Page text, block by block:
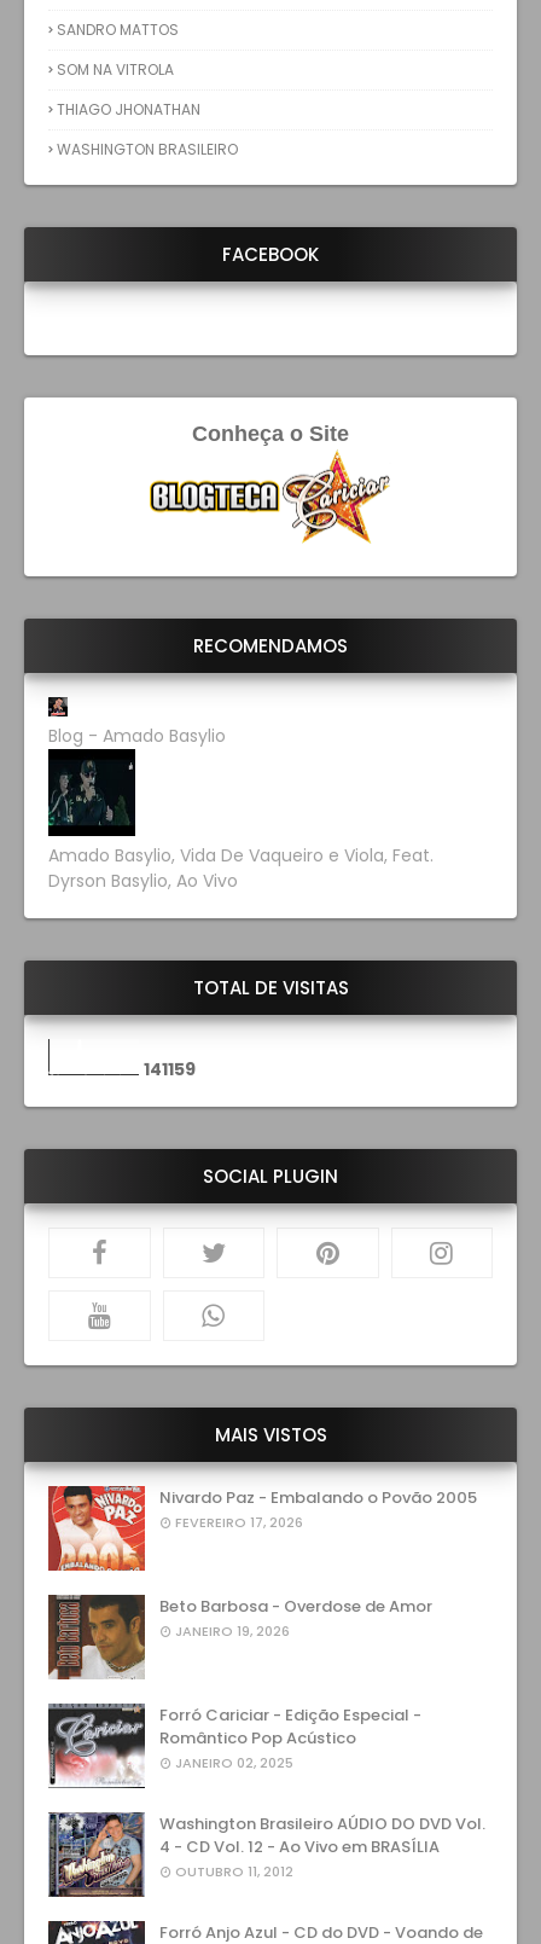
SANDRO MATTOS
SOM NA VITROLA
THIAGO JHONATHAN
WASHINGTON BRASILEIRO
FACEBOOK
Conheça o Site
RECOMENDAMOS
Blog - Amado Basylio
Amado Basylio, Vida De Vaqueiro e Viola, Feat.
Dyrson Basylio, Ao Vivo
TOTAL DE VISITAS
141159
SOCIAL PLUGIN
MAIS VISTOS
Nivardo Paz - Embalando o Povão 2005
FEVEREIRO 17, 2026
Beto Barbosa - Overdose de Amor
JANEIRO 19, 2026
Forró Cariciar - Edição Especial -
Romântico Pop Acústico
JANEIRO 02, 2025
Washington Brasileiro AÚDIO DO DVD Vol.
4 - CD Vol. 12 - Ao Vivo em BRASÍLIA
OUTUBRO 11, 2012
Forró Anjo Azul - CD do DVD - Voando de